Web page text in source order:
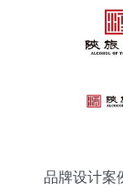
品牌设计案